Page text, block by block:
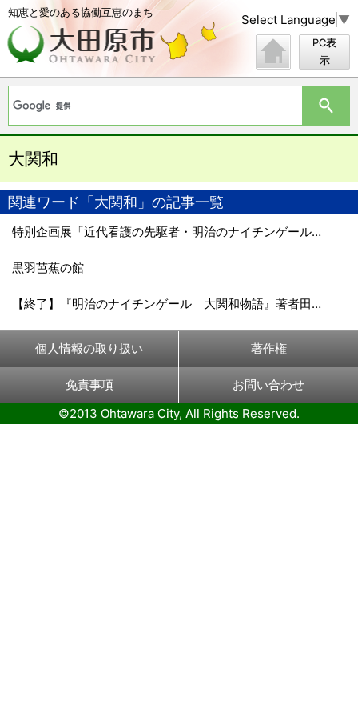
知恵と愛のある協働互恵のまち Select Language ▼
PC表
示
大関和
関連ワード「大関和」の記事一覧
特別企画展「近代看護の先駆者・明治のナイチンゲール大関和」の開催
黒羽芭蕉の館
【終了】『明治のナイチンゲール 大関和物語』著者田中ひかるさん講演会
個人情報の取り扱い 著作権
免責事項
お問い合わせ
©2013 Ohtawara City, All Rights Reserved.